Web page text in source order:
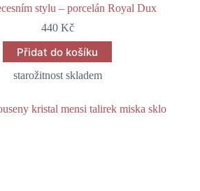
stylu – porcelán Royal Dux
440 Kč
Přidat do košíku
starožitnost skladem